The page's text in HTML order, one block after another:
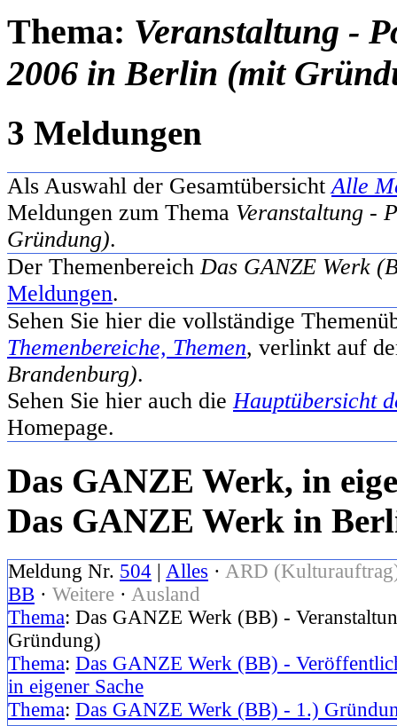
Thema: Veranstaltung -
2006 in Berlin (mit
3 Meldungen
Als Auswahl der Gesamtübersicht Alle
Meldungen zum Thema Veranstaltung -
Gründung).
Der Themenbereich Das GANZE Werk
Meldungen.
Sehen Sie hier die vollständige
Themenbereiche, Themen, verlinkt auf
Brandenburg).
Sehen Sie hier auch die Hauptübersicht
Homepage.
Das GANZE Werk, in
Das GANZE Werk in
Meldung Nr. 504 Alles · ARD
BB · Weitere · Ausland
Thema: Das GANZE Werk (BB) -
Gründung)
Thema: Das GANZE Werk (BB) -
in eigener Sache
Thema: Das GANZE Werk (BB) - 1.)